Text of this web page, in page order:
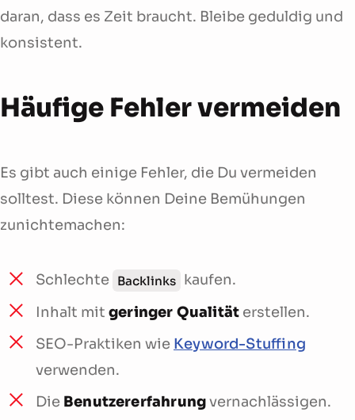
daran, dass es Zeit braucht. Bleibe geduldig und
konsistent.
Häufige Fehler vermeiden
Es gibt auch einige Fehler, die Du vermeiden
solltest. Diese können Deine Bemühungen
zunichtemachen:
Schlechte Backlinks kaufen.
Inhalt mit geringer Qualität erstellen.
SEO-Praktiken wie Keyword-Stuffing
verwenden.
Die Benutzererfahrungvernachlässigen.